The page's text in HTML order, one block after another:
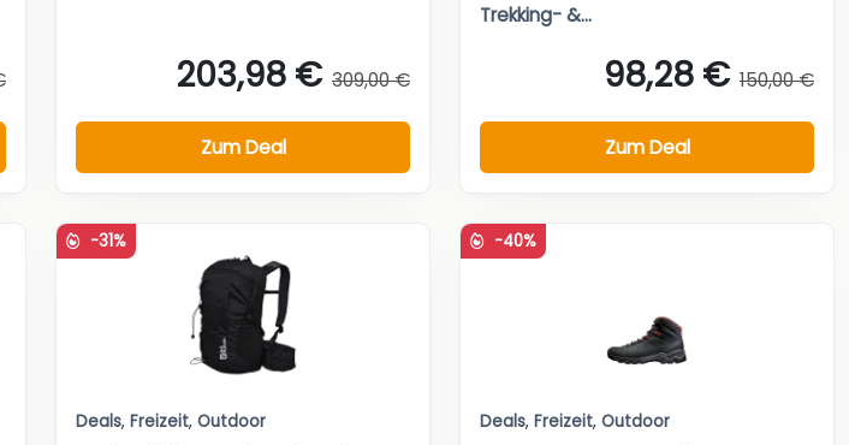
203,98 € 309,00 €
Zum Deal
Trekking- &...
98,28 € 150,00 €
Zum Deal
-31%
Deals, Freizeit, Outdoor
-40%
Deals, Freizeit, Outdoor